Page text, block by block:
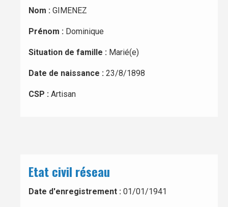
Nom : GIMENEZ
Prénom : Dominique
Situation de famille : Marié(e)
Date de naissance : 23/8/1898
CSP : Artisan
Etat civil réseau
Date d'enregistrement : 01/01/1941